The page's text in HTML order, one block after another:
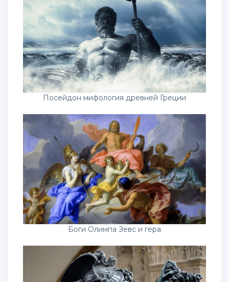
Посейдон мифология древней Греции
Боги Олимпа Зевс и гера